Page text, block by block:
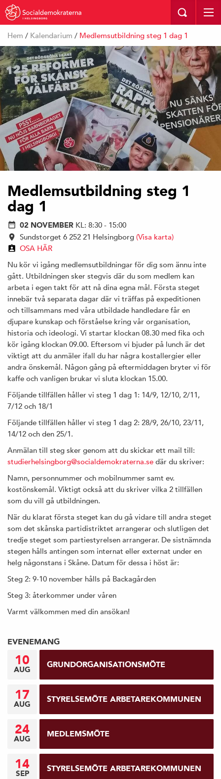
I HELSINGBORG
Hem / Kalendarium / Medlemsutbildning steg 1 dag 1
Medlemsutbildning steg 1
dag 1
02 NOVEMBER KL: 8:30 - 15:00
Sundstorget 6 252 21 Helsingborg (Visa karta)
OSA HÄR
Nu kör vi igång medlemsutbildningar för dig som ännu inte
gått. Utbildningen sker stegvis där du som medlem kan
arbeta i egen takt för att nå dina egna mål. Första steget
innebär två separata dagar där vi träffas på expeditionen
och tillsammans med våra utbildade handledare får en
djupare kunskap och förståelse kring vår organisation,
historia och ideologi. Vi startar klockan 08.30 med fika och
kör igång klockan 09.00. Eftersom vi bjuder på lunch är det
viktigt att du anmäler ifall du har några kostallergier eller
andra önskemål. Någon gång på eftermiddagen bryter vi för
kaffe och vanligen brukar vi sluta klockan 15.00.
Följande tillfällen håller vi steg 1 dag 1: 14/9, 12/10, 2/11,
7/12 och 18/1
Följande tillfällen håller vi steg 1 dag 2: 28/9, 26/10, 23/11,
14/12 och den 25/1.
Anmälan till steg sker genom att du skickar ett mail till:
studierhelsingborg@socialdemokraterna.se där du skriver:
Namn, personnummer och mobilnummer samt ev.
kostönskemål. Viktigt också att du skriver vilka 2 tillfällen
som du vill gå utbildningen.
När du klarat första steget kan du gå vidare till andra steget
som det skånska partidistriktet arrangerar och slutligen det
tredje steget som partiestyrelsen arrangerar. De sistnämnda
stegen hålls antingen som internat eller externat under en
helg någonstans i Skåne. Datum för dessa i höst är:
Steg 2: 9-10 november hålls på Backagården
Steg 3: återkommer under våren
Varmt välkommen med din ansökan!
EVENEMANG
10
AUG GRUNDORGANISATIONSMÖTE
17
AUG STYRELSEMÖTE ARBETAREKOMMUNEN
24
AUG MEDLEMSMÖTE
14
SEP STYRELSEMÖTE ARBETAREKOMMUNEN